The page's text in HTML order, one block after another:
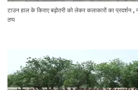
टाउन हाल के किराए बढ़ोतरी को लेकर कलाकारों का प्रदर्शन
ठप्प